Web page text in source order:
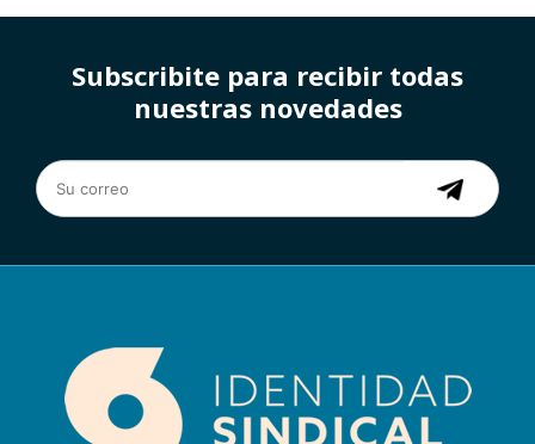
Subscribite para recibir todas
nuestras novedades